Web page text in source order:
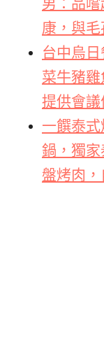
男：品
康，與
台中烏
菜牛豬
提供會
一饌泰
鍋，獨
盤烤肉